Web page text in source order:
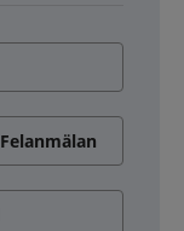
Felanmälan